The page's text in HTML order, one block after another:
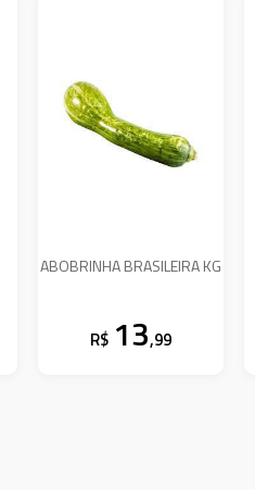
ABOBRINHA BRASILEIRA KG
R$ 13,99